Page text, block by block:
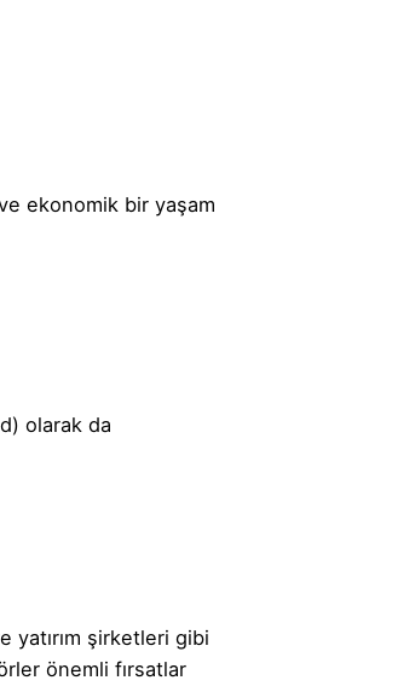
ekonomik bir yaşam
olarak da
yatırım şirketleri gibi
önemli fırsatlar